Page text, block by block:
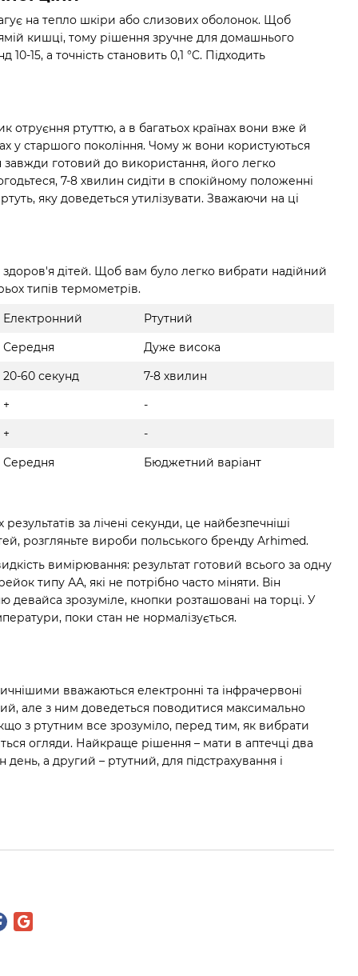
на тепло шкіри або слизових оболонок. Щоб
кишці, тому рішення зручне для домашнього
15, а точність становить 0,1 °C. Підходить
ртуттю, а в багатьох країнах вони вже й
у старшого покоління. Чому ж вони користуються
готовий до використання, його легко
7-8 хвилин сидіти в спокійному положенні
яку доведеться утилізувати. Зважаючи на ці
дітей. Щоб вам було легко вибрати надійний
типів термометрів.
Електронний
Ртутний
Середня
Дуже висока
20-60 секунд
7-8 хвилин
+
-
+
-
Середня Бюджетний варіант
за лічені секунди, це найбезпечніші
розгляньте вироби польського бренду Arhimed.
вимірювання: результат готовий всього за одну
типу АА, які не потрібно часто міняти. Він
девайса зрозуміле, кнопки розташовані на торці. У
поки стан не нормалізується.
вважаються електронні та інфрачервоні
але з ним доведеться поводитися максимально
з ртутним все зрозуміло, перед тим, як вибрати
огляди. Найкраще рішення – мати в аптечці два
а другий – ртутний, для підстрахування і